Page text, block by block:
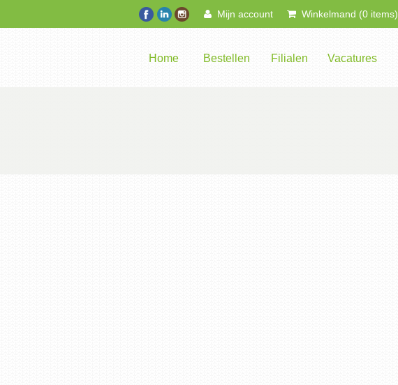
Mijn account Winkelmand (0 items)
Home Bestellen Filialen Vacatures